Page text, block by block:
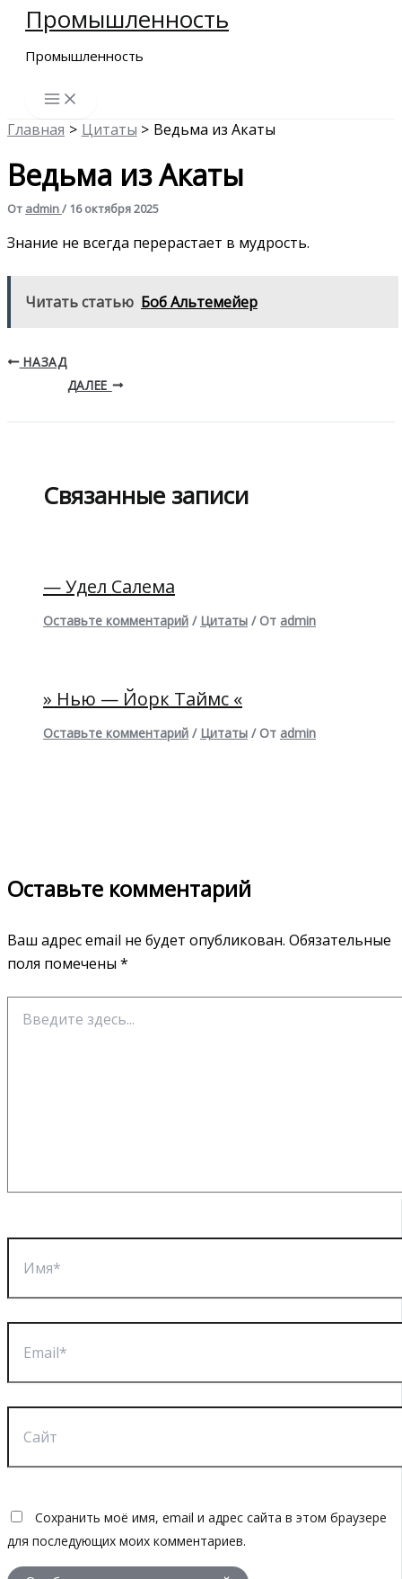
Перейти
содержимому
Промышленность
Промышленность
Главная Цитаты Ведьма из Акаты
Ведьма из Акаты
От admin/ 16 октября 2025
Знание не всегда перерастает в мудрость.
Читать статью Боб Альтемейер
НАЗАД
ДАЛЕЕ
Связанные записи
— Удел Салема
Оставьте комментарий / Цитаты / От admin
» Нью — Йорк Таймс «
Оставьте комментарий / Цитаты / От admin
Оставьте комментарий
Ваш адрес email не будет опубликован. Обязательные
поля помечены *
здесь...
Сохранить моё имя, email и адрес сайта в этом браузере
для последующих моих комментариев.